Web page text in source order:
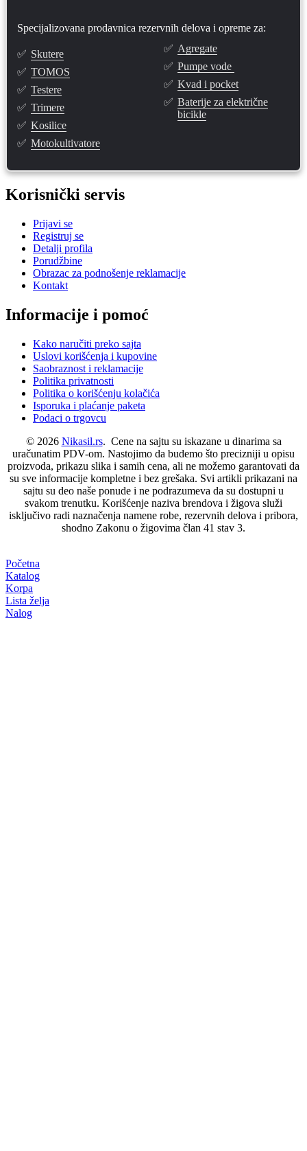
Specijalizovana prodavnica rezervnih delova i opreme za:
✅ Skutere
✅ TOMOS
✅ Testere
✅ Trimere
✅ Kosilice
✅ Motokultivatore
✅ Agregate
✅ Pumpe vode
✅ Kvad i pocket
✅ Baterije za električne
bicikle
Korisnički servis
Prijavi se
Registruj se
Detalji profila
Porudžbine
Obrazac za podnošenje reklamacije
Kontakt
Informacije i pomoć
Kako naručiti preko sajta
Uslovi korišćenja i kupovine
Saobraznost i reklamacije
Politika privatnosti
Politika o korišćenju kolačića
Isporuka i plaćanje paketa
Podaci o trgovcu
© 2026 Nikasil.rs. Cene na sajtu su iskazane u dinarima sa
uračunatim PDV-om. Nastojimo da budemo što precizniji u opisu
proizvoda, prikazu slika i samih cena, ali ne možemo garantovati da
su sve informacije kompletne i bez grešaka. Svi artikli prikazani na
sajtu su deo naše ponude i ne podrazumeva da su dostupni u
svakom trenutku. Korišćenje naziva brendova i žigova služi
isključivo radi naznačenja namene robe, rezervnih delova i pribora,
shodno Zakonu o žigovima član 41 stav 3.
Početna
Katalog
Korpa
Lista želja
Nalog